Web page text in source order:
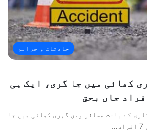
حادثات و جرائم
کھائی میں جا گری، ایک ہی
کے باعث مسافر وین گہری کھائی میں جا